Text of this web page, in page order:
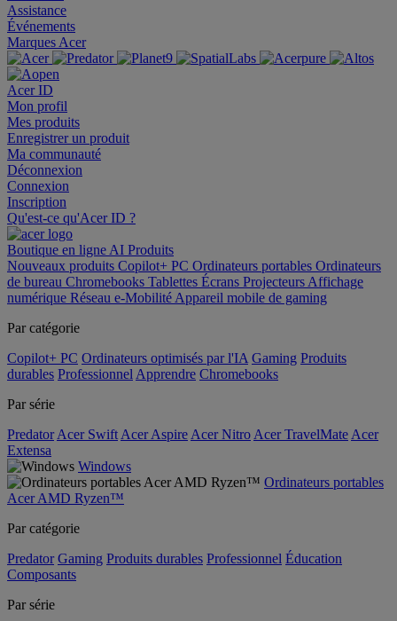
Assistance
Événements
Marques Acer
Acer ID
Mon profil
Mes produits
Enregistrer un produit
Ma communauté
Déconnexion
Connexion
Inscription
Qu'est-ce qu'Acer ID ?
Boutique en ligne AI Produits
Nouveaux produits Copilot+ PC Ordinateurs portables Ordinateurs
de bureau Chromebooks Tablettes Écrans Projecteurs Affichage
numérique Réseau e-Mobilité Appareil mobile de gaming
Par catégorie
Copilot+ PC Ordinateurs optimisés par l'IA Gaming Produits
durables Professionnel Apprendre Chromebooks
Par série
Predator Acer Swift Acer Aspire Acer Nitro Acer TravelMate Acer
Extensa
Windows
Ordinateurs portables
Acer AMD Ryzen™
Par catégorie
Predator Gaming Produits durables Professionnel Éducation
Composants
Par série